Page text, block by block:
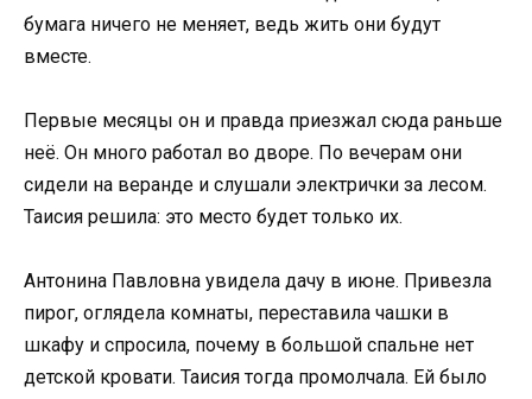
бумага ничего не меняет, ведь жить они будут
вместе.
Первые месяцы он и правда приезжал сюда раньше
неё. Он много работал во дворе. По вечерам они
сидели на веранде и слушали электрички за лесом.
Таисия решила: это место будет только их.
Антонина Павловна увидела дачу в июне. Привезла
пирог, оглядела комнаты, переставила чашки в
шкафу и спросила, почему в большой спальне нет
детской кровати. Таисия тогда промолчала. Ей было